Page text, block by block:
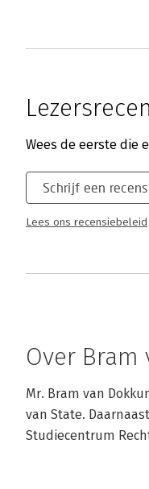
Wees de eerste die
Schrijf een
Lees ons recensiebeleid
Over Bram
Mr. Bram van
van State.
Studiecentrum